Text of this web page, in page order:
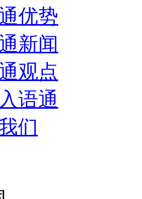
优势
新闻
观点
语通
们